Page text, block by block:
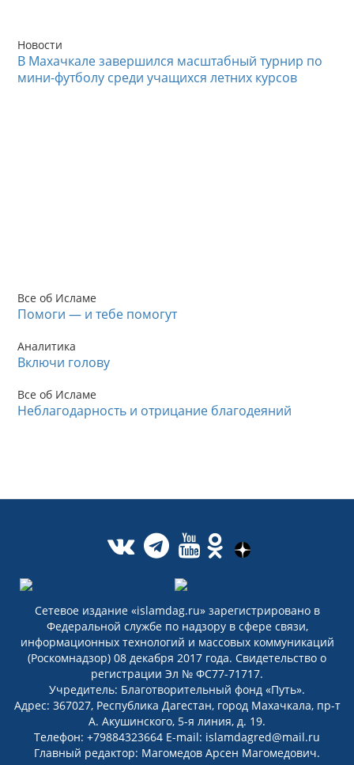
Новости
В Махачкале завершился масштабный турнир по
мини-футболу среди учащихся летних курсов
Все об Исламе
Помоги — и тебе помогут
Аналитика
Включи голову
Все об Исламе
Неблагодарность и отрицание благодеяний
Сетевое издание «islamdag.ru» зарегистрировано в
Федеральной службе по надзору в сфере связи,
информационных технологий и массовых коммуникаций
(Роскомнадзор) 08 декабря 2017 года. Свидетельство о
регистрации Эл № ФС77-71717.
Учредитель: Благотворительный фонд «Путь».
Адрес: 367027, Республика Дагестан, город Махачкала, пр-т
А. Акушинского, 5-я линия, д. 19.
Телефон: +79884323664 E-mail: islamdagred@mail.ru
Главный редактор: Магомедов Арсен Магомедович.